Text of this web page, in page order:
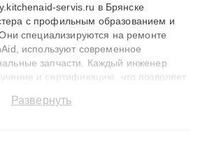
servis.ru в Брянске
с профильным образованием и
специализируются на ремонте
используют современное
запчасти. Каждый инженер
и сертификацию, что позволяет
гарантии до 3 лет. Наши мастера
Развернуть